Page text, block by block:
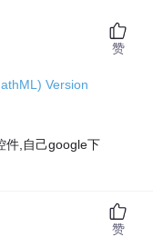
Version
件,自己google下
赞
赞